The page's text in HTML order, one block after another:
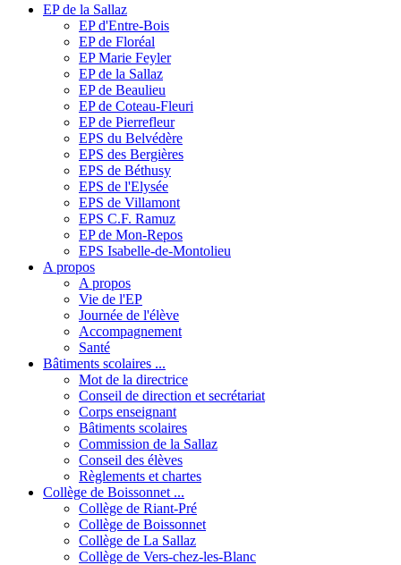
EP de la Sallaz
EP d'Entre-Bois
EP de Floréal
EP Marie Feyler
EP de la Sallaz
EP de Beaulieu
EP de Coteau-Fleuri
EP de Pierrefleur
EPS du Belvédère
EPS des Bergières
EPS de Béthusy
EPS de l'Elysée
EPS de Villamont
EPS C.F. Ramuz
EP de Mon-Repos
EPS Isabelle-de-Montolieu
A propos
A propos
Vie de l'EP
Journée de l'élève
Accompagnement
Santé
Bâtiments scolaires ...
Mot de la directrice
Conseil de direction et secrétariat
Corps enseignant
Bâtiments scolaires
Commission de la Sallaz
Conseil des élèves
Règlements et chartes
Collège de Boissonnet ...
Collège de Riant-Pré
Collège de Boissonnet
Collège de La Sallaz
Collège de Vers-chez-les-Blanc